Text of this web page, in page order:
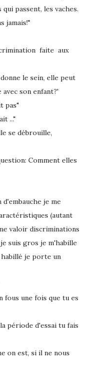
passent, les vaches.
jamais!"
faite aux
le sein, elle peut
son enfant?'
pas"
..."
se débrouille,
Comment elles
je me
(autant
valoir discriminations
suis gros je m'habille
je porte un
fous une fois que tu es
période d'essai tu fais
on est, si il ne nous